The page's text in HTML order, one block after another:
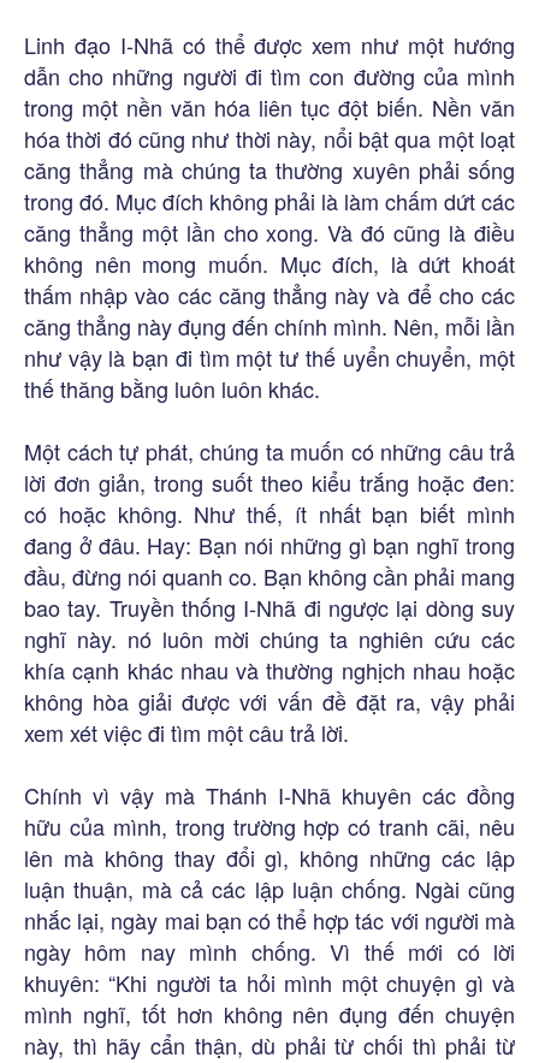
Linh đạo I-Nhã có thể được xem như một hướng
dẫn cho những người đi tìm con đường của mình
trong một nền văn hóa liên tục đột biến. Nền văn
hóa thời đó cũng như thời này, nổi bật qua một loạt
căng thẳng mà chúng ta thường xuyên phải sống
trong đó. Mục đích không phải là làm chấm dứt các
căng thẳng một lần cho xong. Và đó cũng là điều
không nên mong muốn. Mục đích, là dứt khoát
thấm nhập vào các căng thẳng này và để cho các
căng thẳng này đụng đến chính mình. Nên, mỗi lần
như vậy là bạn đi tìm một tư thế uyển chuyển, một
thế thăng bằng luôn luôn khác.
Một cách tự phát, chúng ta muốn có những câu trả
lời đơn giản, trong suốt theo kiểu trắng hoặc đen:
có hoặc không. Như thế, ít nhất bạn biết mình
đang ở đâu. Hay: Bạn nói những gì bạn nghĩ trong
đầu, đừng nói quanh co. Bạn không cần phải mang
bao tay. Truyền thống I-Nhã đi ngược lại dòng suy
nghĩ này. nó luôn mời chúng ta nghiên cứu các
khía cạnh khác nhau và thường nghịch nhau hoặc
không hòa giải được với vấn đề đặt ra, vậy phải
xem xét việc đi tìm một câu trả lời.
Chính vì vậy mà Thánh I-Nhã khuyên các đồng
hữu của mình, trong trường hợp có tranh cãi, nêu
lên mà không thay đổi gì, không những các lập
luận thuận, mà cả các lập luận chống. Ngài cũng
nhắc lại, ngày mai bạn có thể hợp tác với người mà
ngày hôm nay mình chống. Vì thế mới có lời
khuyên: “Khi người ta hỏi mình một chuyện gì và
mình nghĩ, tốt hơn không nên đụng đến chuyện
này, thì hãy cẩn thận, dù phải từ chối thì phải từ